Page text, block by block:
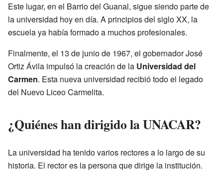
Este lugar, en el Barrio del Guanal, sigue siendo parte de
la universidad hoy en día. A principios del siglo XX, la
escuela ya había formado a muchos profesionales.
Finalmente, el 13 de junio de 1967, el gobernador José
Ortiz Ávila impulsó la creación de la Universidad del
Carmen. Esta nueva universidad recibió todo el legado
del Nuevo Liceo Carmelita.
¿Quiénes han dirigido la UNACAR?
La universidad ha tenido varios rectores a lo largo de su
historia. El rector es la persona que dirige la institución.